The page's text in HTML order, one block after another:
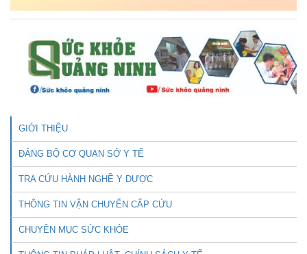
GIỚI THIỆU
ĐẢNG BỘ CƠ QUAN SỞ Y TẾ
TRA CỨU HÀNH NGHỀ Y DƯỢC
THÔNG TIN VẬN CHUYỂN CẤP CỨU
CHUYÊN MỤC SỨC KHỎE